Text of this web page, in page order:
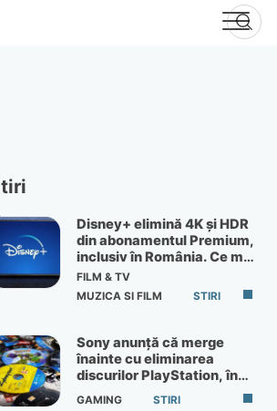
Disney+ elimină 4K și HDR
din abonamentul Premium,
inclusiv în România. Ce mai
primești de 60 lei pe lună
FILM & TV
MUZICA SI FILM
STIRI
Sony anunță că merge
înainte cu eliminarea
discurilor PlayStation, în
ciuda protestelor
GAMING STIRI